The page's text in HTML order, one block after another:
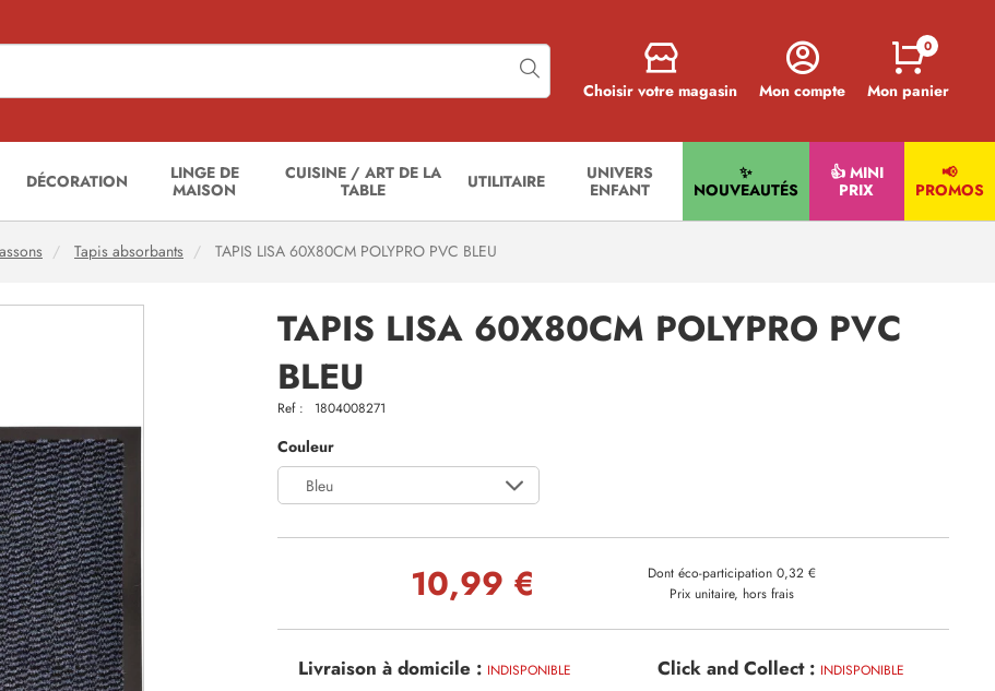
Choisir votre magasin Mon compte Mon panier
0
DÉCORATION
LINGE DE
MAISON
CUISINE / ART DE LA
TABLE
UTILITAIRE
UNIVERS
ENFANT
✨
NOUVEAUTÉS
👍 MINI
PRIX
📢
PROMOS
Tapis absorbants TAPIS LISA 60X80CM POLYPRO PVC BLEU
TAPIS LISA 60X80CM POLYPRO PVC
BLEU
Ref : 1804008271
Couleur
Bleu
10,99 €
Dont éco-participation 0,32 €
Prix unitaire, hors frais
Livraison à domicile : INDISPONIBLE Click and Collect : INDISPONIBLE